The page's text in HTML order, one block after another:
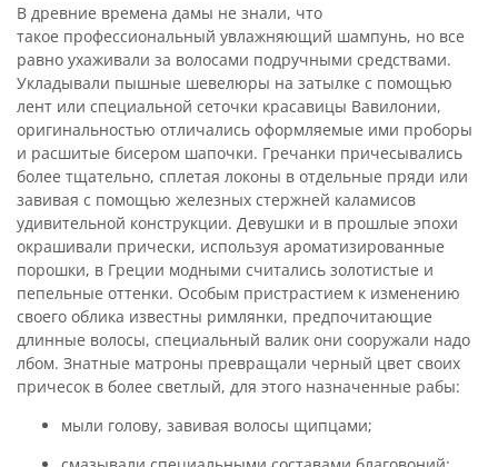
В древние времена дамы не знали, что
такое профессиональный увлажняющий шампунь, но все
равно ухаживали за волосами подручными средствами.
Укладывали пышные шевелюры на затылке с помощью
лент или специальной сеточки красавицы Вавилонии,
оригинальностью отличались оформляемые ими проборы
и расшитые бисером шапочки. Гречанки причесывались
более тщательно, сплетая локоны в отдельные пряди или
завивая с помощью железных стержней каламисов
удивительной конструкции. Девушки и в прошлые эпохи
окрашивали прически, используя ароматизированные
порошки, в Греции модными считались золотистые и
пепельные оттенки. Особым пристрастием к изменению
своего облика известны римлянки, предпочитающие
длинные волосы, специальный валик они сооружали надо
лбом. Знатные матроны превращали черный цвет своих
причесок в более светлый, для этого назначенные рабы:
мыли голову, завивая волосы щипцами;